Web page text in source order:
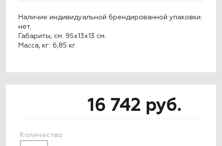
Наличие индивидуальной брендированной упаковки:
нет.
Габариты, см: 95x13x13 см.
Масса, кг: 6,85 кг.
16 742 руб.
Количество